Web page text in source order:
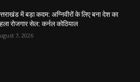
में बड़ा कदम: अग्निवीरों के लिए बना देश का
रोजगार सेल: कर्नल कोठियाल
7, 2026